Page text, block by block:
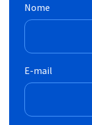
Nome
E-mail